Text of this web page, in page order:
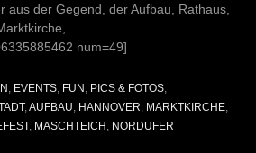
aus der Gegend, der Aufbau, Rathaus,
num=49]
, EVENTS, FUN , PICS & FOTOS,
,AUFBAU, HANNOVER, MARKTKIRCHE,
, MASCHTEICH , NORDUFER